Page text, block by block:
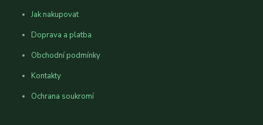
Jak nakupovat
Doprava a platba
Obchodní podmínky
Kontakty
Ochrana soukromí